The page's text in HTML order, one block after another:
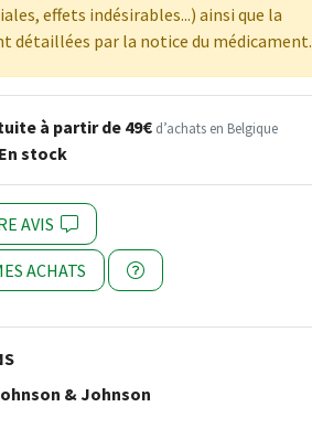
effets indésirables...) ainsi que la
détaillées par la notice du médicament.
à partir de 49€ d’achats en Belgique
stock
AVIS
ACHATS
& Johnson